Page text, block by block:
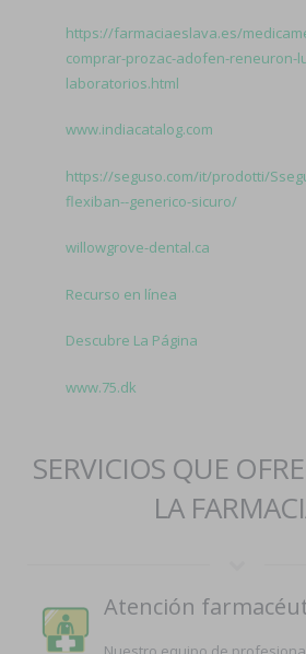
https://farmaciaeslava.es/
comprar-prozac-adofen-reneuron-
laboratorios.html
www.indiacatalog.com
https://seguso.com/it/prodotti/
flexiban--generico-sicuro/
willowgrove-dental.ca
Recurso en línea
Descubre La Página
www.75.dk
SERVICIOS QUE
LA
Atención